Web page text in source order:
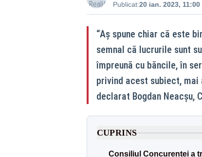
Publicat:20 ian. 2023, 11:00
“Aș spune chiar că este
semnal că lucrurile sunt
împreună cu băncile, în
privind acest subiect, mai
declarat Bogdan Neacșu,
CUPRINS
Consiliul Concurenței a